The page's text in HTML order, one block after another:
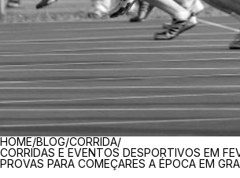
BREADCRUMBS
HOME/BLOG/CORRIDA/
CORRIDAS E EVENTOS DESPORTIVOS EM
PROVAS PARA COMEÇARES A ÉPOCA EM